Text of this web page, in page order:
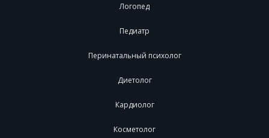
Логопед
Педиатр
Перинатальный психолог
Диетолог
Кардиолог
Косметолог